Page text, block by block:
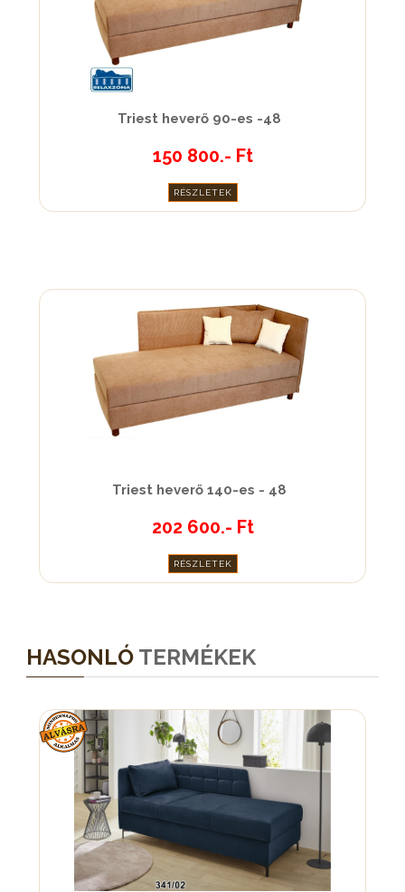
Triest heverő 90-es -48
150 800.- Ft
RÉSZLETEK
Triest heverő 140-es - 48
202 600.- Ft
RÉSZLETEK
HASONLÓ TERMÉKEK